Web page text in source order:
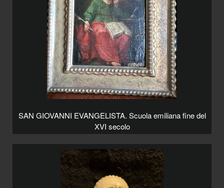
SAN GIOVANNI EVANGELISTA. Scuola emiliana fine del
XVI secolo